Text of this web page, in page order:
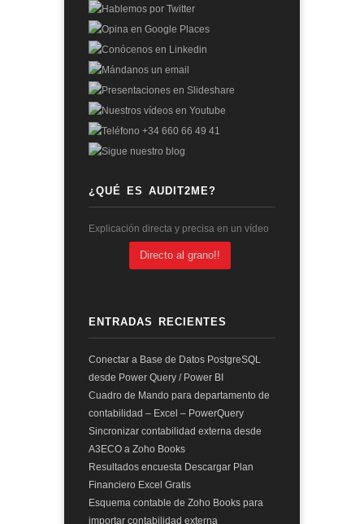
¿QUÉ ES AUDIT2ME?
Explicación directa y precisa en un vídeo
Directo al grano!!
ENTRADAS RECIENTES
Conectar a Base de Datos PostgreSQL
desde Power Query / Power BI
Cuadro de Mando para departamento de
contabilidad – Excel – PowerQuery
Sincronizar contabilidad externa desde
A3ECO a Zoho Books
Resultados encuesta Descargar Plan
Financiero Excel Gratis
Esquema contable de Zoho Books para
importar contabilidad externa